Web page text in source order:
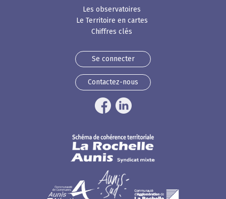
Les observatoires
Le Territoire en cartes
Chiffres clés
Se connecter
Contactez-nous